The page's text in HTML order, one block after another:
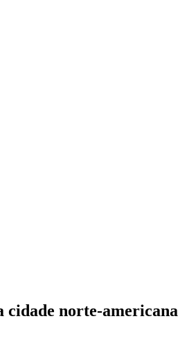
cidade norte-americana